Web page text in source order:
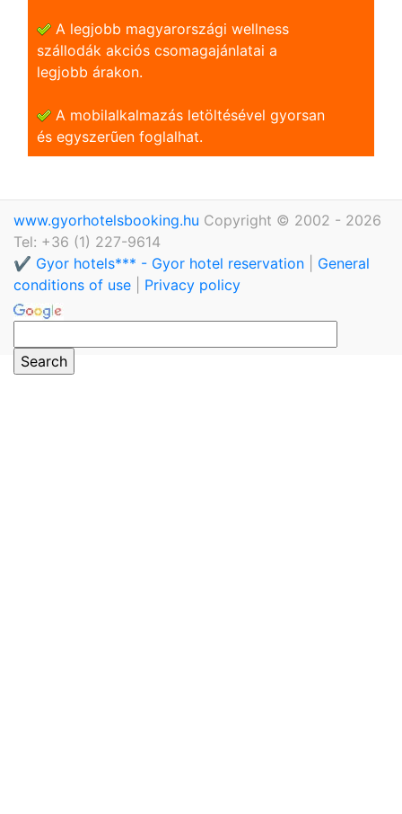
A legjobb magyarországi wellness
szállodák akciós csomagajánlatai a
legjobb árakon.
A mobilalkalmazás letöltésével gyorsan
és egyszerũen foglalhat.
www.gyorhotelsbooking.hu Copyright © 2002 - 2026
Tel: +36 (1) 227-9614
✔️ Gyor hotels*** - Gyor hotel reservation
General
conditions of use
Privacy policy